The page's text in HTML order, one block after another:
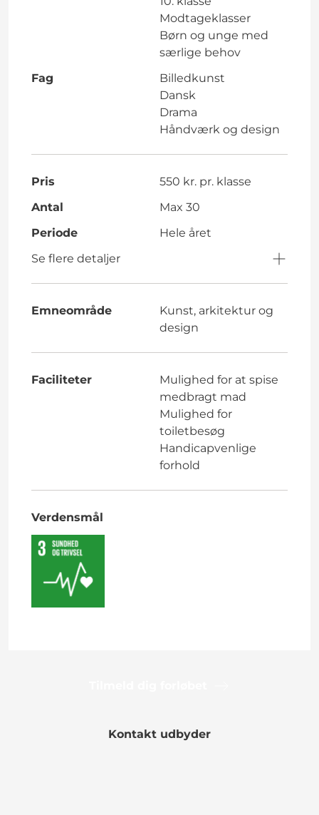
Modtageklasser
Børn og unge med
særlige behov
Fag
Billedkunst
Dansk
Drama
Håndværk og design
Pris
550 kr. pr. klasse
Antal
Max 30
Periode
Hele året
Se flere detaljer
Emneområde
Kunst, arkitektur og
design
Faciliteter
Mulighed for at spise
medbragt mad
Mulighed for
toiletbesøg
Handicapvenlige
forhold
Verdensmål
Kontakt udbyder